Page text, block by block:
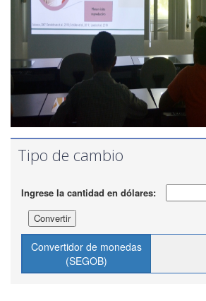
Tipo de cambio
Ingrese la cantidad en dólares:
Convertir
Convertidor de monedas
(SEGOB)